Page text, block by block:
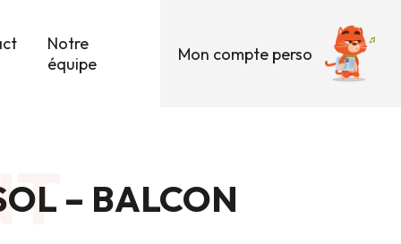
Notre
équipe
Mon compte perso
– BALCON